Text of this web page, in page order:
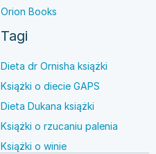
Orion Books
Tagi
Dieta dr Ornisha książki
Książki o diecie GAPS
Dieta Dukana książki
Książki o rzucaniu palenia
Książki o winie